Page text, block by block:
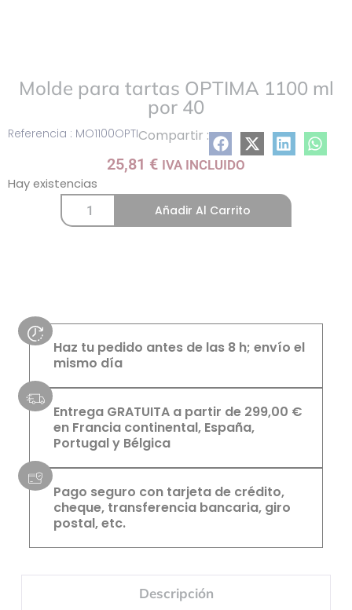
Referencia : MO1100OPTICompartir :
Molde para tartas OPTIMA 1100 ml
por 40
25,81 € IVA INCLUIDO
Hay existencias
Añadir Al Carrito
Haz tu pedido antes de las 8 h; envío el
mismo día
Entrega GRATUITA a partir de 299,00 €
en Francia continental, España,
Portugal y Bélgica
Pago seguro con tarjeta de crédito,
cheque, transferencia bancaria, giro
postal, etc.
Descripción